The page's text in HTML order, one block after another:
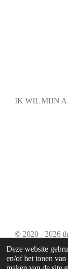
Deze website
en/of het tonen
IK WIL MIJN
© 2020 - 2026
Powered by